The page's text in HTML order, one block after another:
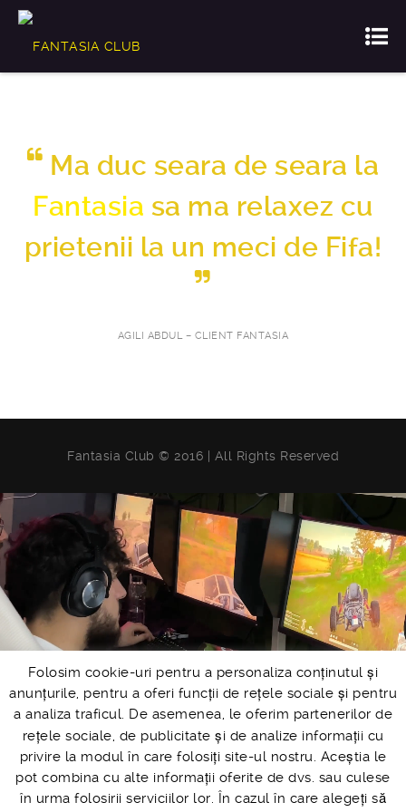
Ma duc seara de seara la
Fantasia sa ma relaxez cu
prietenii la un meci de Fifa!
AGILI ABDUL – CLIENT FANTASIA
Fantasia Club © 2016 | All Rights Reserved
Folosim cookie-uri pentru a personaliza conținutul și
anunțurile, pentru a oferi funcții de rețele sociale și pentru
a analiza traficul. De asemenea, le oferim partenerilor de
rețele sociale, de publicitate și de analize informații cu
privire la modul în care folosiți site-ul nostru. Aceștia le
pot combina cu alte informații oferite de dvs. sau culese
în urma folosirii serviciilor lor. În cazul în care alegeți să